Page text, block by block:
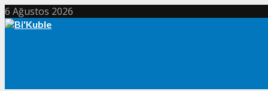
6 Ağustos 2026